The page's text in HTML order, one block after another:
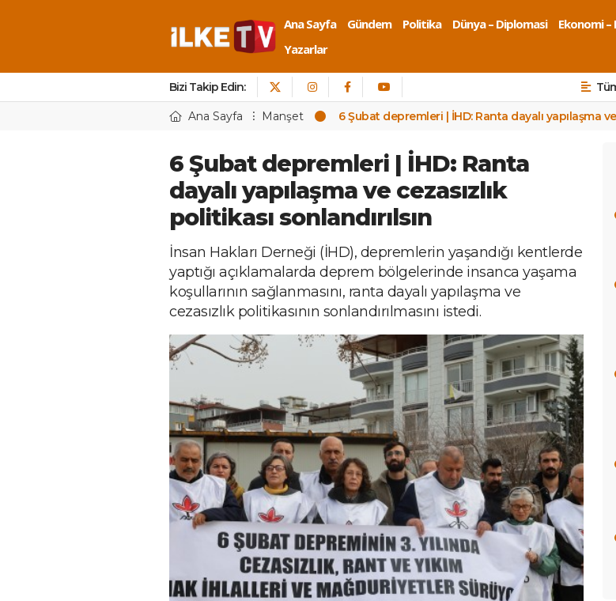
Ana Sayfa Gündem Politika Dünya – Diplomasi Ekonomi –
Yazarlar
Bizi Takip Edin:
Ana Sayfa Manşet 6 Şubat depremleri | İHD: Ranta dayalı yapılaşma
6 Şubat depremleri | İHD: Ranta
dayalı yapılaşma ve cezasızlık
politikası sonlandırılsın
İnsan Hakları Derneği (İHD), depremlerin yaşandığı kentlerde
yaptığı açıklamalarda deprem bölgelerinde insanca yaşama
koşullarının sağlanmasını, ranta dayalı yapılaşma ve
cezasızlık politikasının sonlandırılmasını istedi.